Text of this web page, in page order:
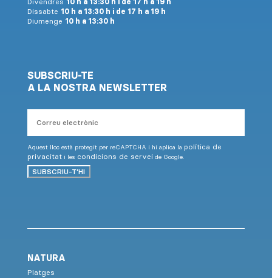
Dissabte 10 h a 13:30 h i de 17 h a 19 h
Diumenge 10 h a 13:30 h
SUBSCRIU-TE
A LA NOSTRA NEWSLETTER
electrònic
Aquest lloc està protegit per reCAPTCHA i hi aplica la política de
privacitati les condicions de serveide Google.
SUBSCRIU-T'HI
NATURA
Platges